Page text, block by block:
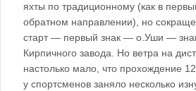
яхты по традиционному (как в
обратном направлении), но
старт — первый знак — о.Уши —
Кирпичного завода. Но ветра на
настолько мало, что прохождение
у спортсменов заняло несколько